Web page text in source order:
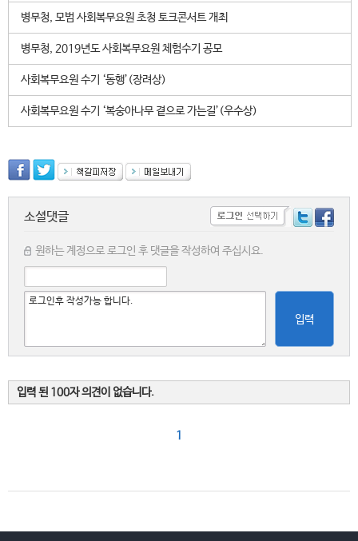
병무청, 모범 사회복무요원 초청 토크콘서트 개최
병무청, 2019년도 사회복무요원 체험수기 공모
사회복무요원 수기 ‘동행’(장려상)
사회복무요원 수기 ‘복숭아나무 곁으로 가는길’(우수상)
소셜댓글
원하는 계정으로 로그인 후 댓글을 작성하여 주십시요.
입력
입력 된 100자 의견이 없습니다.
1